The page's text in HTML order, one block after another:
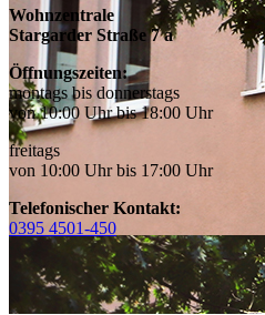
Wohnzentrale
Stargarder Straße 7 a
Öffnungszeiten:
montags bis donnerstags
von 10:00 Uhr bis 18:00 Uhr
freitags
von 10:00 Uhr bis 17:00 Uhr
Telefonischer Kontakt:
0395 4501-450